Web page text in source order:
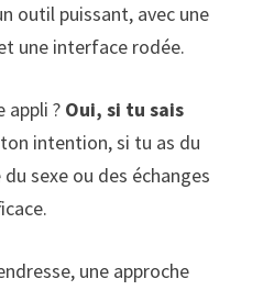
outil puissant, avec une
une interface rodée.
appli ? Oui, si tu sais
intention, si tu as du
sexe ou des échanges
une approche